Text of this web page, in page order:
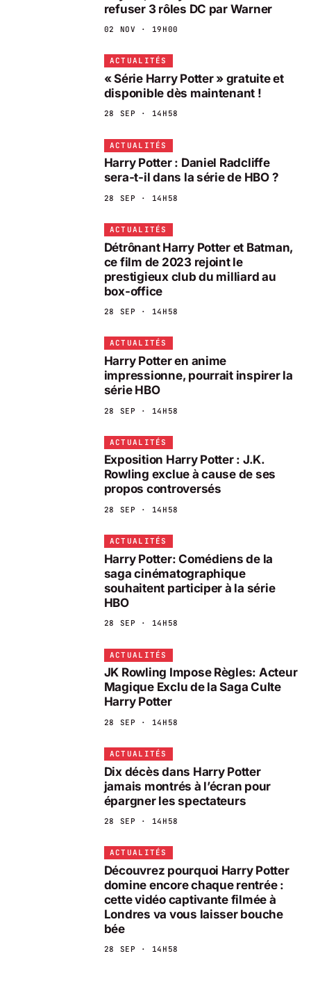
refuser 3 rôles DC par Warner
02 NOV · 19H00
ACTUALITÉS
« Série Harry Potter » gratuite et
disponible dès maintenant !
28 SEP · 14H58
ACTUALITÉS
Harry Potter : Daniel Radcliffe
sera-t-il dans la série de HBO ?
28 SEP · 14H58
ACTUALITÉS
Détrônant Harry Potter et Batman,
ce film de 2023 rejoint le
prestigieux club du milliard au
box-office
28 SEP · 14H58
ACTUALITÉS
Harry Potter en anime
impressionne, pourrait inspirer la
série HBO
28 SEP · 14H58
ACTUALITÉS
Exposition Harry Potter : J.K.
Rowling exclue à cause de ses
propos controversés
28 SEP · 14H58
ACTUALITÉS
Harry Potter: Comédiens de la
saga cinématographique
souhaitent participer à la série
HBO
28 SEP · 14H58
ACTUALITÉS
JK Rowling Impose Règles: Acteur
Magique Exclu de la Saga Culte
Harry Potter
28 SEP · 14H58
ACTUALITÉS
Dix décès dans Harry Potter
jamais montrés à l’écran pour
épargner les spectateurs
28 SEP · 14H58
ACTUALITÉS
Découvrez pourquoi Harry Potter
domine encore chaque rentrée :
cette vidéo captivante filmée à
Londres va vous laisser bouche
bée
28 SEP · 14H58